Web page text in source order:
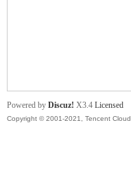
Powered by Discuz! X3.4 Licensed
Copyright © 2001-2021, Tencent Cloud.